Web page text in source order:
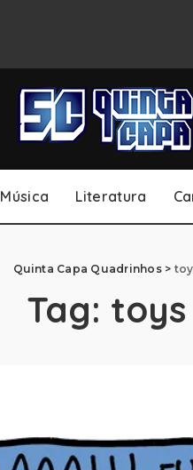
Música Literatura
Quinta Capa Quadrinhos>
Tag: toys